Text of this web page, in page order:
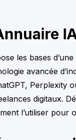
les bases
avancée
digitaux.
l’utiliser pour